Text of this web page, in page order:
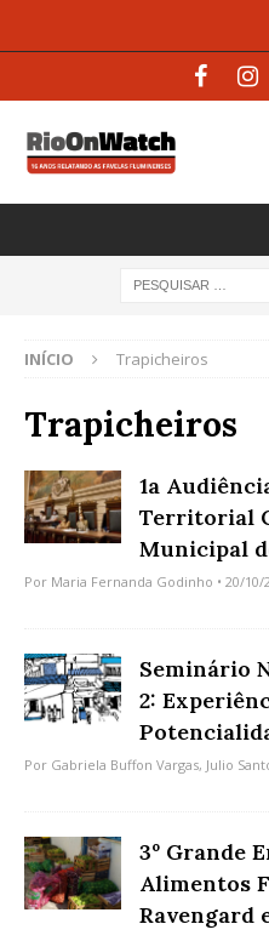
INÍCIO Trapicheiros
Trapicheiros
1a
Territorial
Municipal
Por Maria Fernanda Godinho • 20/10/
Seminário
2:
Por Gabriela Buffon Vargas, Julio
3º Grande
Alimentos
Ravengard